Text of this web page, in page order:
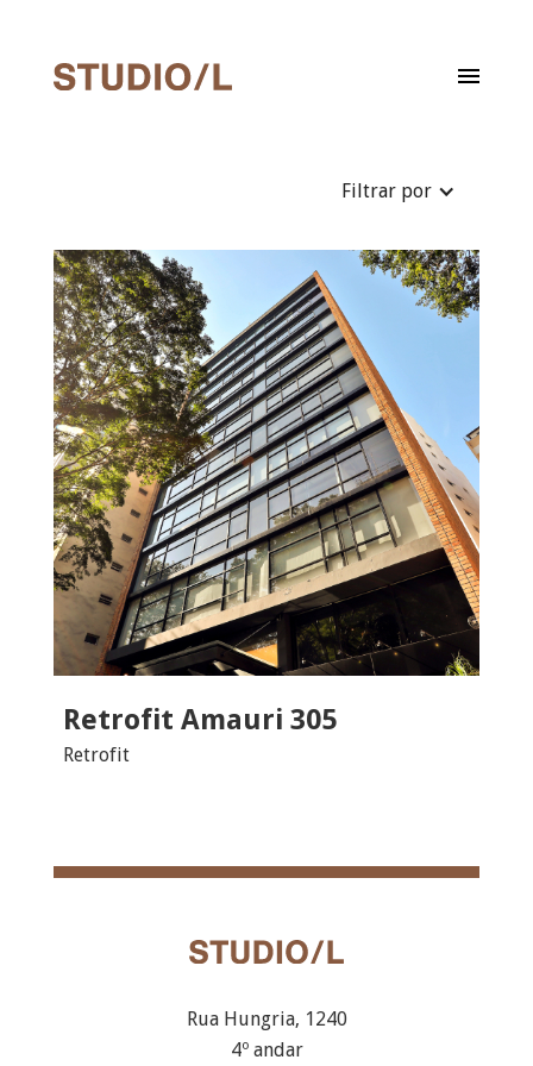
Filtrar por
Retrofit Amauri 305
Retrofit
Rua Hungria, 1240
4º andar